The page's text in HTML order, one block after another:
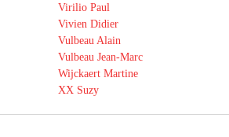
Virilio Paul
Vivien Didier
Vulbeau Alain
Vulbeau Jean-Marc
Wijckaert Martine
XX Suzy